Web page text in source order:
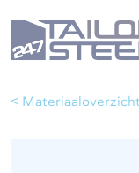
< Materiaaloverzicht